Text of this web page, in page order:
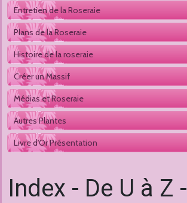
Index - De U à Z -
Entretien de la Roseraie
Plans de la Roseraie
Histoire de la roseraie
Créer un Massif
Médias et Roseraie
Autres Plantes
Livre d'Or Présentation